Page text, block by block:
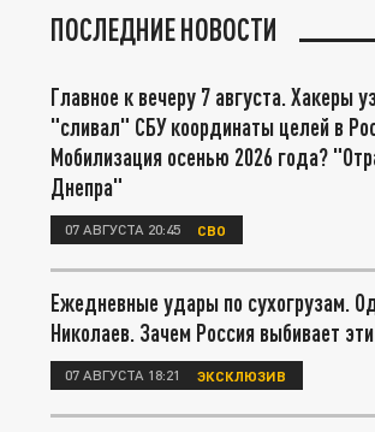
ПОСЛЕДНИЕ НОВОСТИ
Главное к вечеру 7 августа. Хакеры
"сливал" СБУ координаты целей в
Мобилизация осенью 2026 года?
Днепра"
07 АВГУСТА 20:45 СВО
Ежедневные удары по сухогрузам.
Николаев. Зачем Россия выбивает
07 АВГУСТА 18:21 ЭКСКЛЮЗИВ